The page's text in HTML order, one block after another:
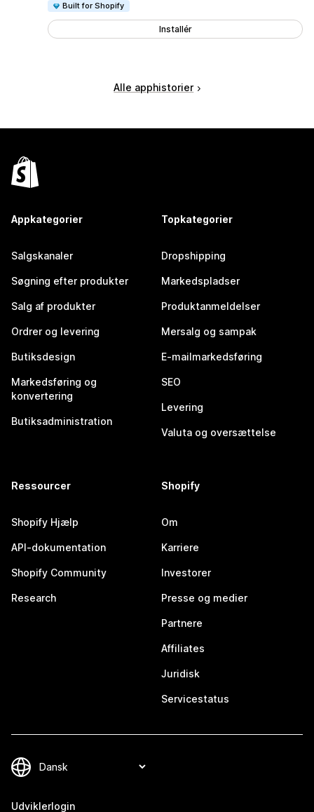
Built for Shopify
Installér
Alle apphistorier
Appkategorier
Salgskanaler
Søgning efter produkter
Salg af produkter
Ordrer og levering
Butiksdesign
Markedsføring og
konvertering
Butiksadministration
Topkategorier
Dropshipping
Markedspladser
Produktanmeldelser
Mersalg og sampak
E-mailmarkedsføring
SEO
Levering
Valuta og oversættelse
Ressourcer
Shopify Hjælp
API-dokumentation
Shopify Community
Research
Shopify
Om
Karriere
Investorer
Presse og medier
Partnere
Affiliates
Juridisk
Servicestatus
Udviklerlogin